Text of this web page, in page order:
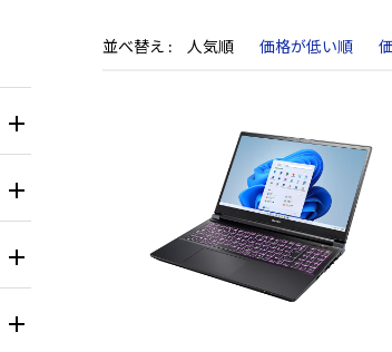
並べ替え 人気順 価格が低い順